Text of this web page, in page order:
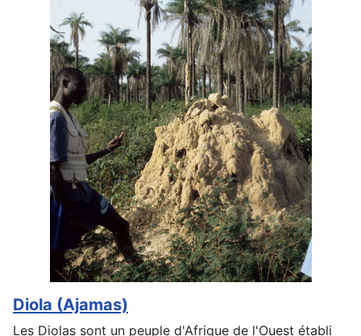
Diola (Ajamas)
Les Diolas sont un peuple d'Afrique de l'Ouest établi